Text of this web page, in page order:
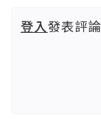
登入發表評論